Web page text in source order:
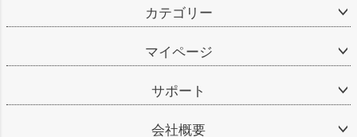
カテゴリー
マイページ
サポート
会社概要